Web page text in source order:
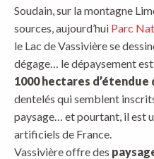
Soudain, sur la montagne
sources, aujourd’hui Parc
le Lac de Vassivière se
dégage… le dépaysement
1000 hectares d’étendue
dentelés qui semblent
paysage… et pourtant, il est
artificiels de France.
Vassivière offre des